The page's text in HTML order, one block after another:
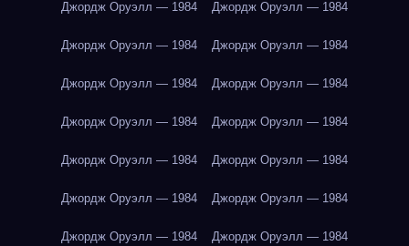
Джордж Оруэлл — 1984 Джордж Оруэлл — 1984
Джордж Оруэлл — 1984 Джордж Оруэлл — 1984
Джордж Оруэлл — 1984 Джордж Оруэлл — 1984
Джордж Оруэлл — 1984 Джордж Оруэлл — 1984
Джордж Оруэлл — 1984 Джордж Оруэлл — 1984
Джордж Оруэлл — 1984 Джордж Оруэлл — 1984
Джордж Оруэлл — 1984 Джордж Оруэлл — 1984